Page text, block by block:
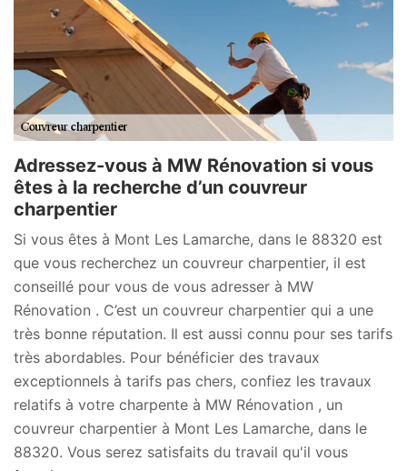
Adressez-vous à MW Rénovation si vous
êtes à la recherche d’un couvreur
charpentier
Si vous êtes à Mont Les Lamarche, dans le 88320 est
que vous recherchez un couvreur charpentier, il est
conseillé pour vous de vous adresser à MW
Rénovation . C’est un couvreur charpentier qui a une
très bonne réputation. Il est aussi connu pour ses tarifs
très abordables. Pour bénéficier des travaux
exceptionnels à tarifs pas chers, confiez les travaux
relatifs à votre charpente à MW Rénovation , un
couvreur charpentier à Mont Les Lamarche, dans le
88320. Vous serez satisfaits du travail qu'il vous